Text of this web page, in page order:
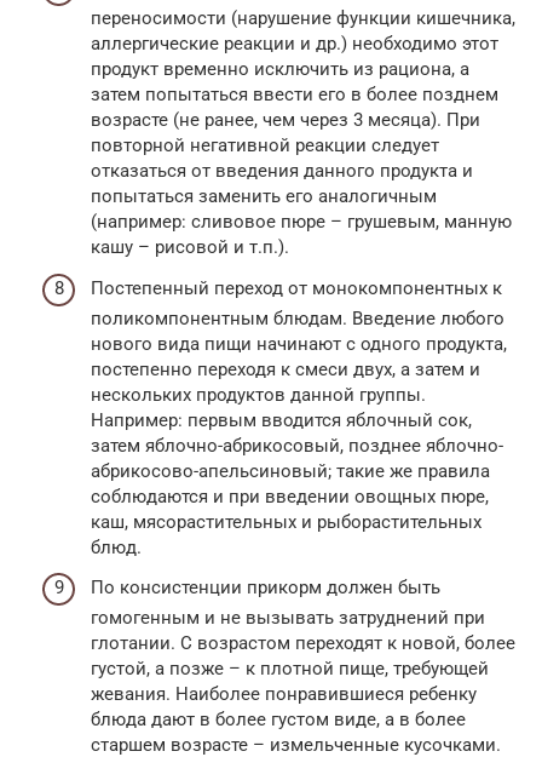
переносимости (нарушение функции кишечника,
аллергические реакции и др.) необходимо этот
продукт временно исключить из рациона, а
затем попытаться ввести его в более позднем
возрасте (не ранее, чем через 3 месяца). При
повторной негативной реакции следует
отказаться от введения данного продукта и
попытаться заменить его аналогичным
(например: сливовое пюре – грушевым, манную
кашу – рисовой и т.п.).
Постепенный переход от монокомпонентных к
поликомпонентным блюдам. Введение любого
нового вида пищи начинают с одного продукта,
постепенно переходя к смеси двух, а затем и
нескольких продуктов данной группы.
Например: первым вводится яблочный сок,
затем яблочно-абрикосовый, позднее яблочно-
абрикосово-апельсиновый; такие же правила
соблюдаются и при введении овощных пюре,
каш, мясорастительных и рыборастительных
блюд.
По консистенции прикорм должен быть
гомогенным и не вызывать затруднений при
глотании. С возрастом переходят к новой, более
густой, а позже – к плотной пище, требующей
жевания. Наиболее понравившиеся ребенку
блюда дают в более густом виде, а в более
старшем возрасте – измельченные кусочками.